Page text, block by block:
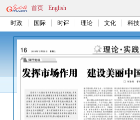
首页 English
时政 国际 时评 理论 文化 科技